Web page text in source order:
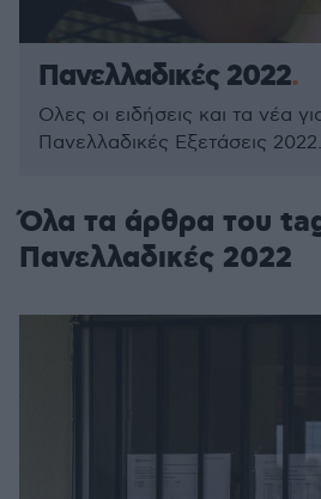
Πανελλαδικές 2022
Ολες οι ειδήσεις και τα νέα
Πανελλαδικές Εξετάσεις 2022.
Όλα τα άρθρα του
Πανελλαδικές 2022